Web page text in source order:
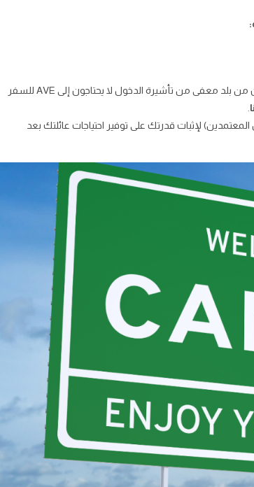
تأشيرة الإقامة الدائمة وفقًا لبلد المنشأ (الأشخاص الذين يمتلكون CRP ويأتون من بلد معفى من تأشيرة الدخول لا يحتاجون إلى AVE للسفر
لإثبات قدرتك على توفير احتياجات عائلتك بعد